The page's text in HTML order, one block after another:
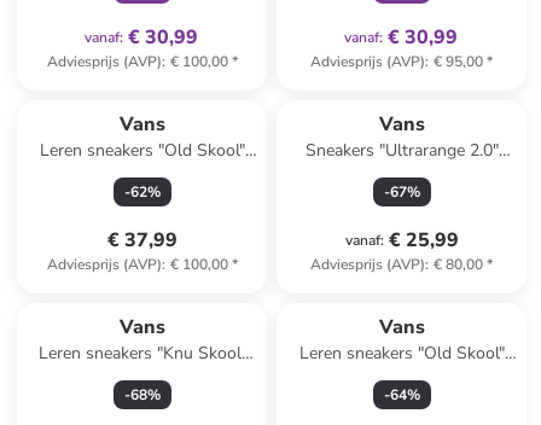
vanaf: € 30,99
Adviesprijs (AVP): € 100,00*
vanaf: € 30,99
Adviesprijs (AVP): € 95,00*
Vans
Leren sneakers "Old Skool"
lichtroze
-62%
€ 37,99
Adviesprijs (AVP): € 100,00*
Vans
Sneakers "Ultrarange 2.0"
beige
-67%
vanaf: € 25,99
Adviesprijs (AVP): € 80,00*
Vans
Leren sneakers "Knu Skool"
wit
-68%
Vans
Leren sneakers "Old Skool"
kaki
-64%